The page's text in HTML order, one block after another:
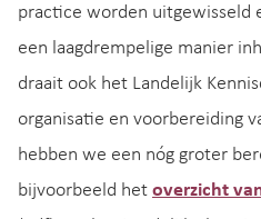
practice worden uitgewisseld
een laagdrempelige manier
draait ook het Landelijk
organisatie en voorbereiding
hebben we een nóg groter
bijvoorbeeld het overzicht